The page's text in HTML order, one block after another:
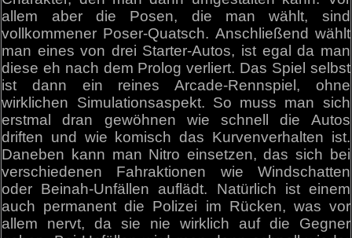
allem aber die Posen, die man wählt, sind
vollkommener Poser-Quatsch. Anschließend wählt
man eines von drei Starter-Autos, ist egal da man
diese eh nach dem Prolog verliert. Das Spiel selbst
ist dann ein reines Arcade-Rennspiel, ohne
wirklichen Simulationsaspekt. So muss man sich
erstmal dran gewöhnen wie schnell die Autos
driften und wie komisch das Kurvenverhalten ist.
Daneben kann man Nitro einsetzen, das sich bei
verschiedenen Fahraktionen wie Windschatten
oder Beinah-Unfällen auflädt. Natürlich ist einem
auch permanent die Polizei im Rücken, was vor
allem nervt, da sie nie wirklich auf die Gegner